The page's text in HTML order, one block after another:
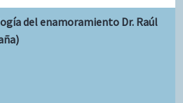
del enamoramiento Dr. Raúl